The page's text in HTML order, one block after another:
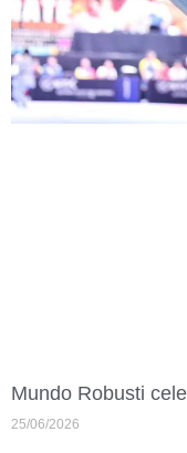
Mundo Robusti
25/06/2026